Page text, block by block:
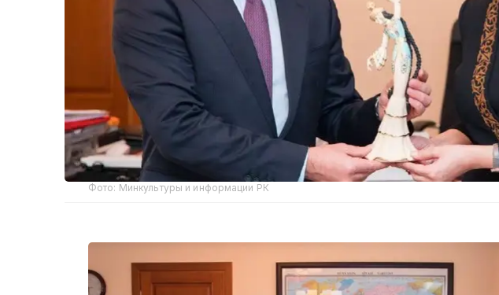
Фото: Минкультуры и информации РК